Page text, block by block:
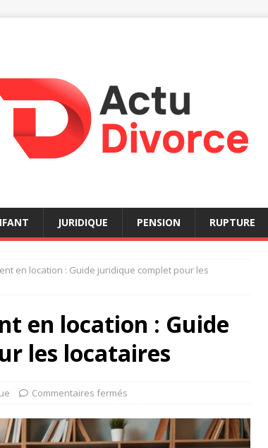
JURIDIQUE PENSION RUPTURE
en location : Guide juridique complet pour les
en location : Guide
les locataires
Commentaires fermés